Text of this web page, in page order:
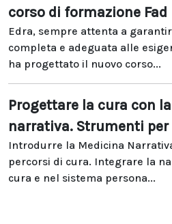
corso di formazione Fad
Edra, sempre attenta a
completa e adeguata alle
ha progettato il nuovo corso...
Progettare la cura con
narrativa. Strumenti
Introdurre la Medicina
percorsi di cura. Integrare la
cura e nel sistema persona...